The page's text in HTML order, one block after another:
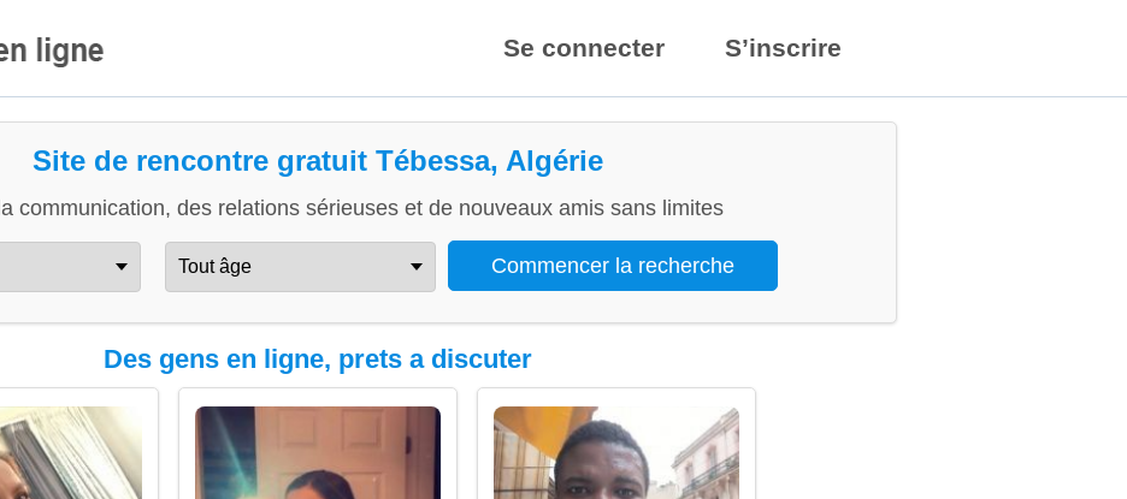
Se connecter S’inscrire
Site de rencontre gratuit Tébessa, Algérie
communication, des relations sérieuses et de nouveaux amis sans limites
Des gens en ligne, prets a discuter